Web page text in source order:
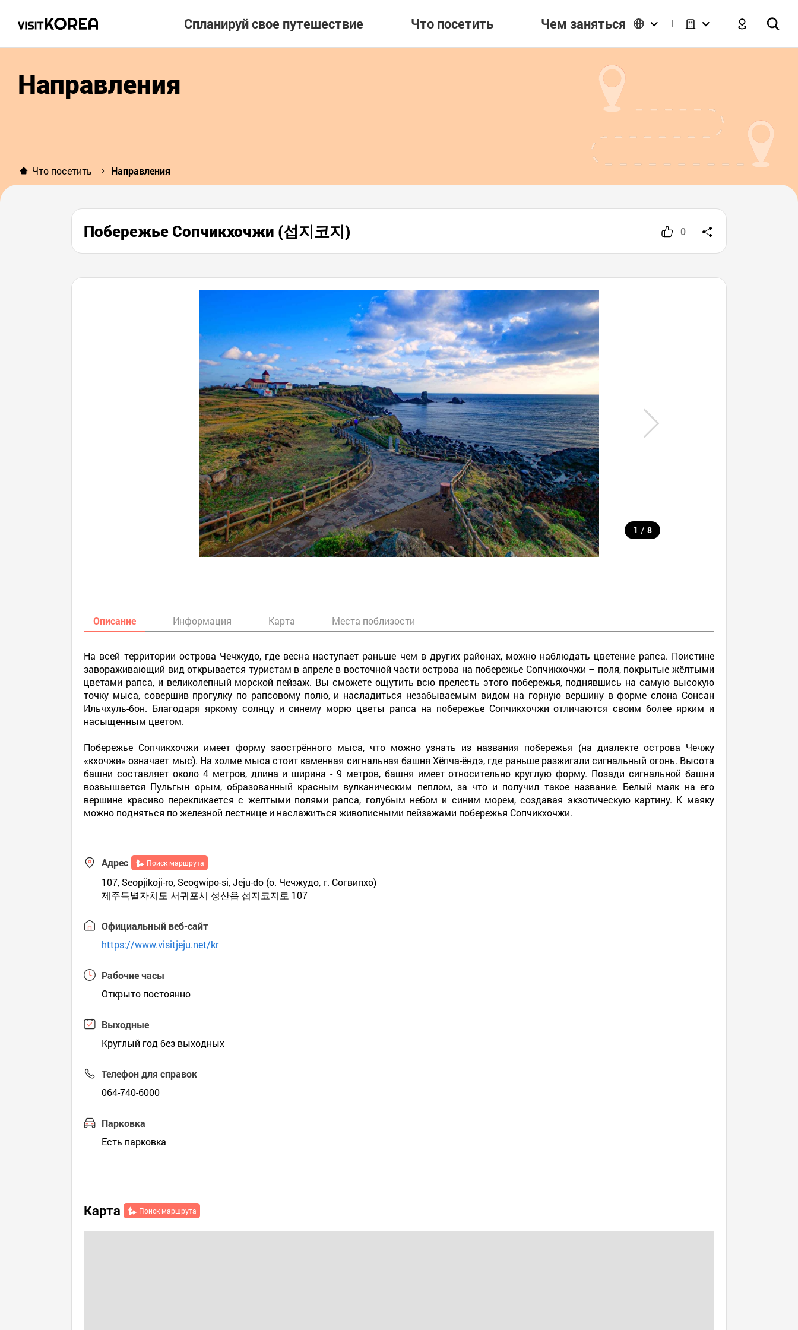
Спланируй свое путешествие Что посетить Чем заняться
Направления
Что посетить Направления
Побережье Сопчикхочжи (섭지코지) 0
1 / 8
Описание Информация Карта Места поблизости
На всей территории острова Чечжудо, где весна наступает раньше чем в других районах, можно наблюдать цветение рапса. Поистине
завораживающий вид открывается туристам в апреле в восточной части острова на побережье Сопчикхочжи – поля, покрытые жёлтыми
цветами рапса, и великолепный морской пейзаж. Вы сможете ощутить всю прелесть этого побережья, поднявшись на самую высокую
точку мыса, совершив прогулку по рапсовому полю, и насладиться незабываемым видом на горную вершину в форме слона Сонсан
Ильчхуль-бон. Благодаря яркому солнцу и синему морю цветы рапса на побережье Сопчикхочжи отличаются своим более ярким и
насыщенным цветом.
Побережье Сопчикхочжи имеет форму заострённого мыса, что можно узнать из названия побережья (на диалекте острова Чечжу
«кхочжи» означает мыс). На холме мыса стоит каменная сигнальная башня Хёпча-ёндэ, где раньше разжигали сигнальный огонь. Высота
башни составляет около 4 метров, длина и ширина - 9 метров, башня имеет относительно круглую форму. Позади сигнальной башни
возвышается Пульгын орым, образованный красным вулканическим пеплом, за что и получил такое название. Белый маяк на его
вершине красиво перекликается с желтыми полями рапса, голубым небом и синим морем, создавая экзотическую картину. К маяку
можно подняться по железной лестнице и наслажиться живописными пейзажами побережья Сопчикхочжи.
Адрес Поиск маршрута
107, Seopjikoji-ro, Seogwipo-si, Jeju-do (о. Чечжудо, г. Согвипхо)
제주특별자치도 서귀포시 성산읍 섭지코지로 107
Официальный веб-сайт
https://www.visitjeju.net/kr
Рабочие часы
Открыто постоянно
Выходные
Круглый год без выходных
Телефон для справок
064-740-6000
Парковка
Есть парковка
Карта Поиск маршрута